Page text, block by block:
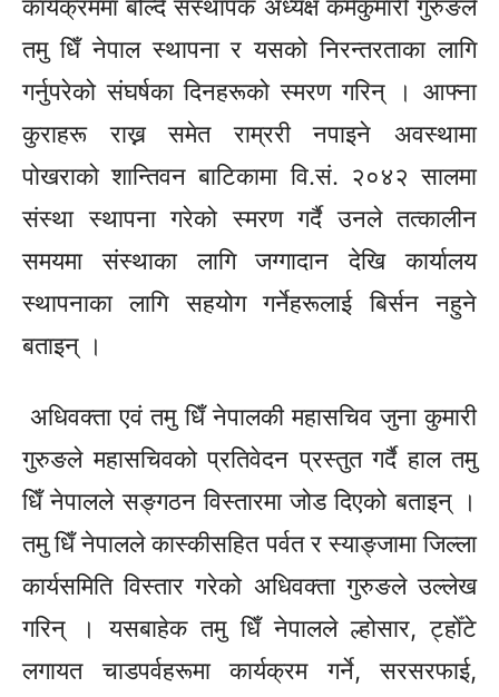
कार्यक्रममा बोल्दै संस्थापक अध्यक्षकर्मकुमारीगुरुङले
तमुधिँनेपाल स्थापना र यसको निरन्तरताका लागि
गर्नुपरेकोसंघर्षका दिनहरूकोस्मरण गरिन् । आफ्ना
कुराहरूराख्न समेत राम्ररीनपाइने अवस्थामा
पोखराकोशान्तिवन बाटिकामावि.सं. २०४२ सालमा
संस्था स्थापना गरेको स्मरण गर्दै उनले तत्कालीन
समयमा संस्थाका लागि जग्गादान देखि कार्यालय
स्थापनाका लागि सहयोगगर्नेहरूलाईबिर्सन नहुने
बताइन् ।
अधिवक्ता एवं तमुधिँनेपालकी महासचिव जुना कुमारी
गुरुङले महासचिवकोप्रतिवेदन प्रस्तुत गर्दै हाल तमु
धिँनेपाललेसङ्गठनविस्तारमा जोड दिएकोबताइन्।
तमुधिँनेपाललेकास्कीसहितपर्वत र स्याङ्जामा जिल्ला
कार्यसमिति विस्तार गरेको अधिवक्ता गुरुङले उल्लेख
गरिन् । यसबाहेक तमुधिँनेपालले ल्होसार,ट्होँटे
लगायतचाडपर्वहरूमाकार्यक्रम गर्ने,सरसरफाई,